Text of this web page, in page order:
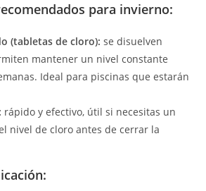
para invierno:
(tabletas de cloro): se disuelven
mantener un nivel constante
Ideal para piscinas que estarán
rápido y efectivo, útil si necesitas un
nivel de cloro antes de cerrar la